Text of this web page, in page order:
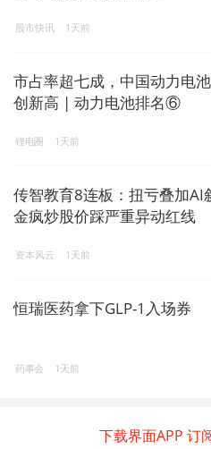
股市快讯 1天前
市占率超七成，中国动力电
创新高 | 动力电池排名⑥
锂电圈 1天前
传智教育8连板：扭亏叠加AI
金疯炒股价踩严重异动红线
资本风云 1天前
恒瑞医药拿下GLP-1入场券
药事会 1天前
下载界面APP 订